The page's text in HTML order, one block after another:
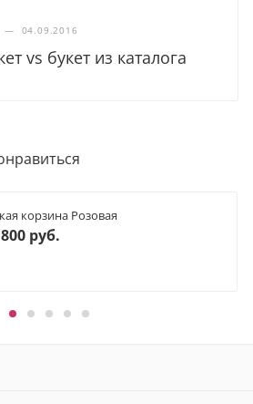
— 04.09.2016
vs букет из каталога
корзина Розовая
руб.